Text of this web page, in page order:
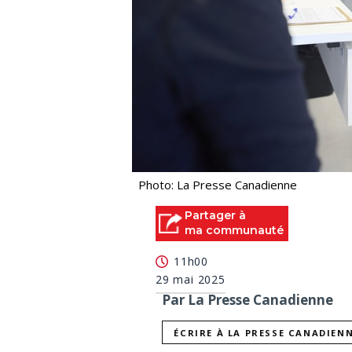
Photo: La Presse Canadienne
Partager à
ma communauté
11h00
29 mai 2025
Par La Presse Canadienne
ÉCRIRE À LA PRESSE